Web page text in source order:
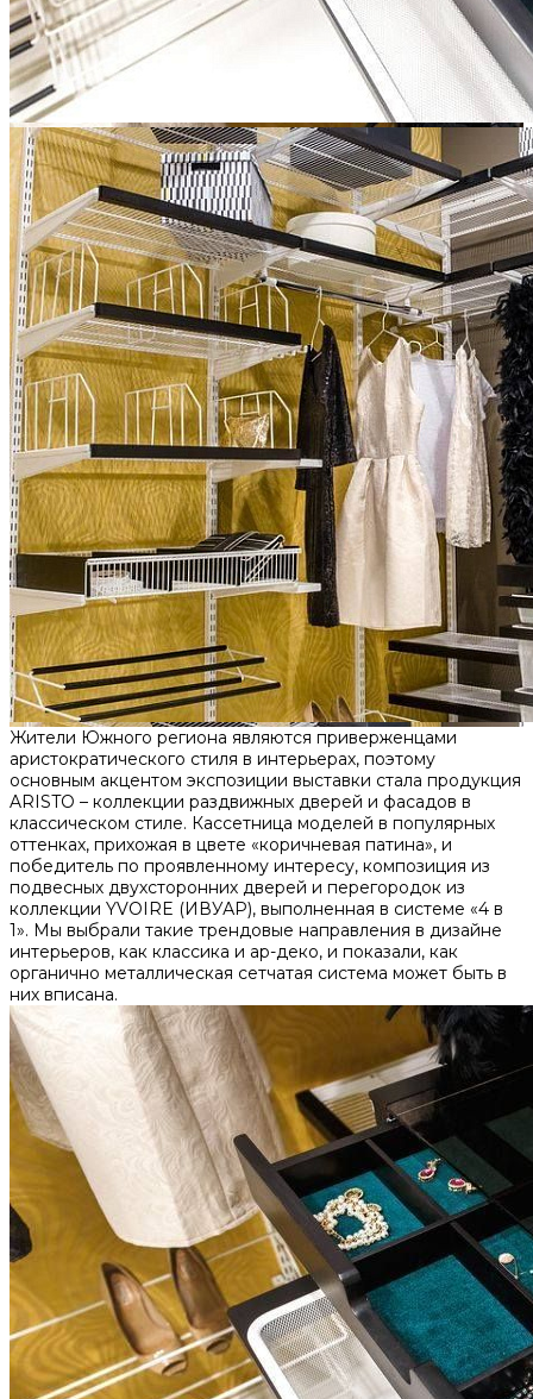
Жители Южного региона являются приверженцами
аристократического стиля в интерьерах, поэтому
основным акцентом экспозиции выставки стала продукция
ARISTO – коллекции раздвижных дверей и фасадов в
классическом стиле. Кассетница моделей в популярных
оттенках, прихожая в цвете «коричневая патина», и
победитель по проявленному интересу, композиция из
подвесных двухсторонних дверей и перегородок из
коллекции YVOIRE (ИВУАР), выполненная в системе «4 в
1». Мы выбрали такие трендовые направления в дизайне
интерьеров, как классика и ар-деко, и показали, как
органично металлическая сетчатая система может быть в
них вписана.